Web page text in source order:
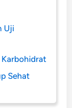
Uji
Karbohidrat
Sehat